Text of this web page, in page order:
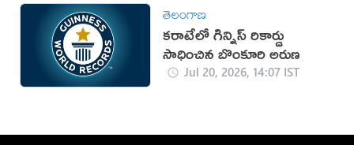
తెలంగాణ
కరాటేలో గిన్నిస్ రికార్డు
సాధించిన బొంకూరి అరుణ
Jul 20, 2026, 14:07 IST